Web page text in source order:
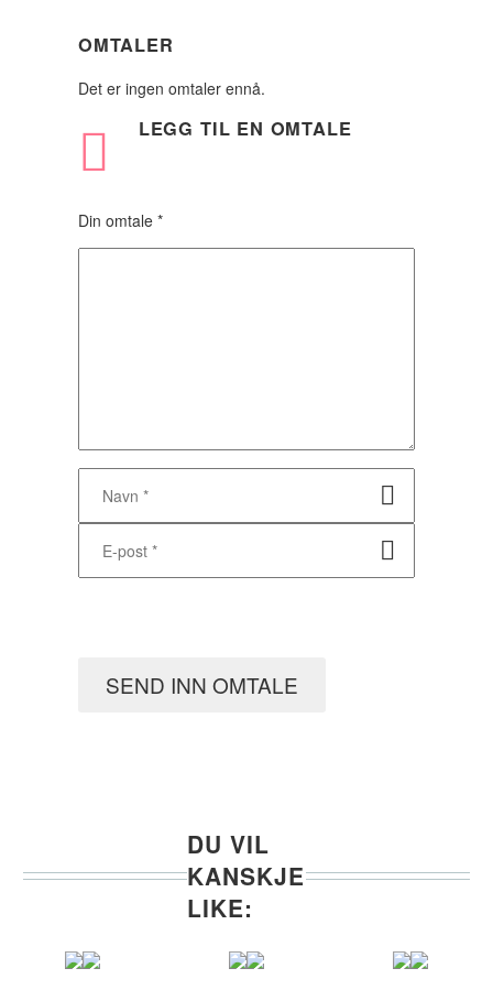
OMTALER
Det er ingen omtaler ennå.
LEGG TIL EN OMTALE
Din omtale *
SEND INN OMTALE
DU VIL
KANSKJE
LIKE: